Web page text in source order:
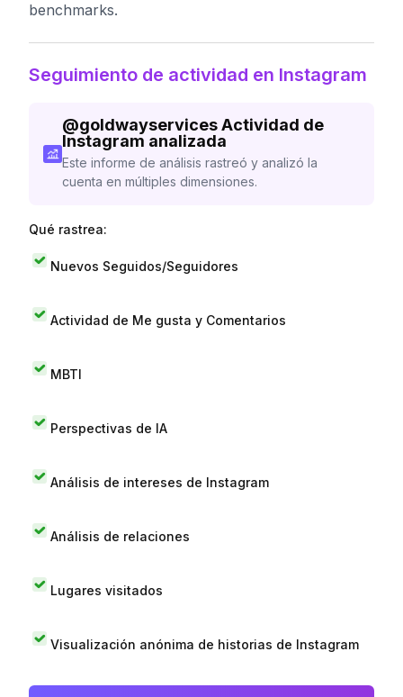
benchmarks.
Seguimiento de actividad en Instagram
@goldwayservicesActividad de
Instagram analizada
Este informe de análisis rastreó y analizó la
cuenta en múltiples dimensiones.
Qué rastrea:
Nuevos Seguidos/Seguidores
Actividad de Me gusta y Comentarios
MBTI
Perspectivas de IA
Análisis de intereses de Instagram
Análisis de relaciones
Lugares visitados
Visualización anónima de historias de Instagram